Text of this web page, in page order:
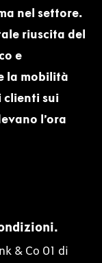
nel settore.
riuscita del
e
la mobilità
clienti sui
l’ora
& Co 01 di